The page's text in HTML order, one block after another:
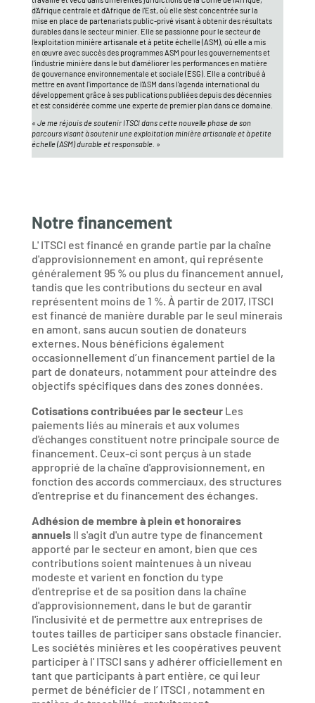
d'Afrique centrale et d'Afrique de l'Est, où elle s'est concentrée sur la
mise en place de partenariats public-privé visant à obtenir des résultats
durables dans le secteur minier. Elle se passionne pour le secteur de
l'exploitation minière artisanale et à petite échelle (ASM), où elle a mis
en œuvre avec succès des programmes ASM pour les gouvernements et
l'industrie minière dans le but d'améliorer les performances en matière
de gouvernance environnementale et sociale (ESG). Elle a contribué à
mettre en avant l'importance de l'ASM dans l'agenda international du
développement grâce à ses publications publiées depuis des décennies
et est considérée comme une experte de premier plan dans ce domaine.
« Je me réjouis de soutenir ITSCI dans cette nouvelle phase de son
parcours visant à soutenir une exploitation minière artisanale et à petite
échelle (ASM) durable et responsable. »
Notre financement
L' ITSCI est financé en grande partie par la chaîne
d'approvisionnement en amont, qui représente
généralement 95 % ou plus du financement annuel,
tandis que les contributions du secteur en aval
représentent moins de 1 %. À partir de 2017, ITSCI
est financé de manière durable par le seul minerais
en amont, sans aucun soutien de donateurs
externes. Nous bénéficions également
occasionnellement d’un financement partiel de la
part de donateurs, notamment pour atteindre des
objectifs spécifiques dans des zones données.
Cotisations contribuées par le secteurLes
paiements liés au minerais et aux volumes
d'échanges constituent notre principale source de
financement. Ceux-ci sont perçus à un stade
approprié de la chaîne d'approvisionnement, en
fonction des accords commerciaux, des structures
d'entreprise et du financement des échanges.
Adhésion de membre à plein et honoraires
annuelsIl s'agit d'un autre type de financement
apporté par le secteur en amont, bien que ces
contributions soient maintenues à un niveau
modeste et varient en fonction du type
d'entreprise et de sa position dans la chaîne
d'approvisionnement, dans le but de garantir
l'inclusivité et de permettre aux entreprises de
toutes tailles de participer sans obstacle financier.
Les sociétés minières et les coopératives peuvent
participer à l' ITSCI sans y adhérer officiellement en
tant que participants à part entière, ce qui leur
permet de bénéficier de l’ ITSCI , notamment en